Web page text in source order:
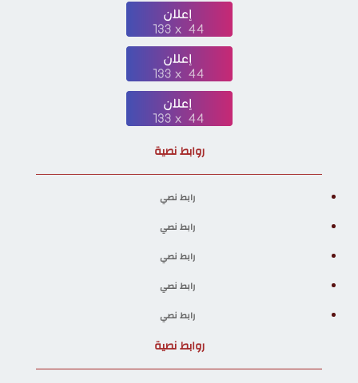
روابط نصية
رابط نصي
رابط نصي
رابط نصي
رابط نصي
رابط نصي
روابط نصية